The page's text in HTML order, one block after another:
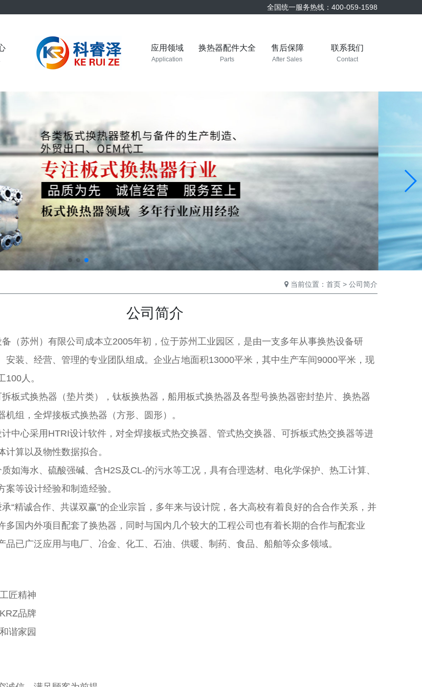
全国统一服务热线：400-059-1598
应用领域
Application
换热器配件大全
Parts
售后保障
After Sales
联系我们
Contact
当前位置： 首页 > 公司简介
公司简介
（苏州）有限公司成本立2005年初，位于苏州工业园区，是由一支多年从事换热设备研
安装、经营、管理的专业团队组成。企业占地面积13000平米，其中生产车间9000平米，现
100人。
板式换热器（垫片类），钛板换热器，船用板式换热器及各型号换热器密封垫片、换热器
机组，全焊接板式换热器（方形、圆形）。
中心采用HTRI设计软件，对全焊接板式热交换器、管式热交换器、可拆板式热交换器等进
计算以及物性数据拟合。
如海水、硫酸强碱、含H2S及CL-的污水等工况，具有合理选材、电化学保护、热工计算、
案等设计经验和制造经验。
“精诚合作、共谋双赢”的企业宗旨，多年来与设计院，各大高校有着良好的合合作关系，并
多国内外项目配套了换热器，同时与国内几个较大的工程公司也有着长期的合作与配套业
品已广泛应用与电厂、冶金、化工、石油、供暖、制药、食品、船舶等众多领域。
匠精神
品牌
谐家园